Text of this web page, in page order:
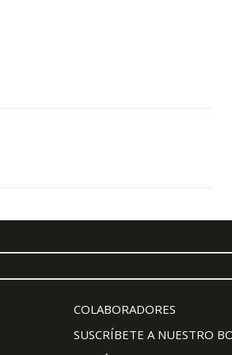
COLABORADORES
SUSCRÍBETE A NUESTRO